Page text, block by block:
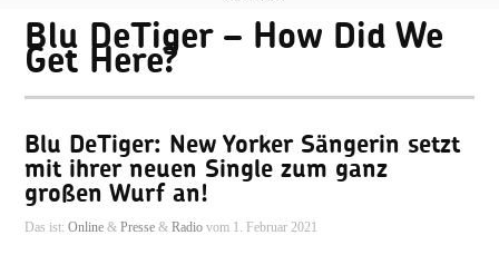
Blu DeTiger – How Did We
Get Here?
Blu DeTiger: New Yorker Sängerin setzt
mit ihrer neuen Single zum ganz
großen Wurf an!
Das ist: Online& Presse& Radiovom 1. Februar 2021